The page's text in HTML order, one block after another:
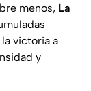
menos, La
victoria a
y